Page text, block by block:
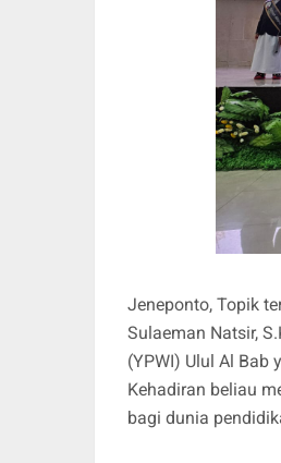
Jeneponto, Topik
Sulaeman Natsir,
(YPWI) Ulul Al Bab
Kehadiran beliau
bagi dunia